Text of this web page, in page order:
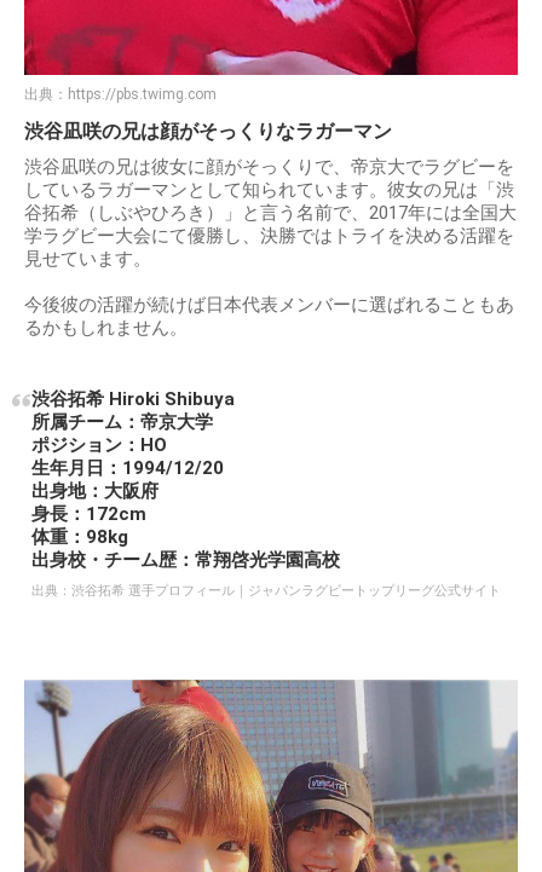
出典： https://pbs.twimg.com
渋谷凪咲の兄は顔がそっくりなラガーマン
渋谷凪咲の兄は彼女に顔がそっくりで、帝京大でラグビーを
しているラガーマンとして知られています。彼女の兄は「渋
谷拓希（しぶやひろき）」と言う名前で、2017年には全国大
学ラグビー大会にて優勝し、決勝ではトライを決める活躍を
見せています。
今後彼の活躍が続けば日本代表メンバーに選ばれることもあ
るかもしれません。
渋谷拓希 Hiroki Shibuya
所属チーム：帝京大学
ポジション：HO
生年月日：1994/12/20
出身地：大阪府
身長：172cm
体重：98kg
出身校・チーム歴：常翔啓光学園高校
出典： 渋谷拓希 選手プロフィール｜ジャパンラグビートップリーグ公式サイト